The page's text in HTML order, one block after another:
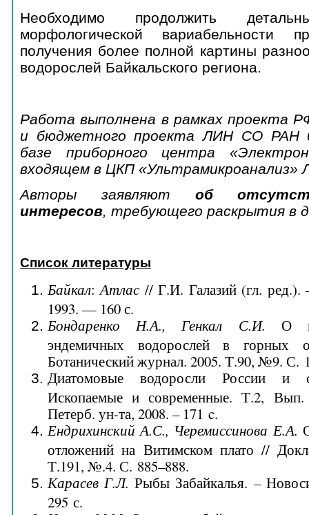
Необходимо продолжить
морфологической вариабельности
получения более полной картины
водорослей Байкальского региона.
Работа выполнена в рамках проекта
и бюджетного проекта ЛИН СО РАН
базе приборного центра
входящем в ЦКП
Авторы заявляют об
интересов, требующего раскрытия в
Список литературы
Байкал:Атлас // Г.И. Галазий (гл.
1993. — 160 с.
Бондаренко Н.А., Генкал С.И. О
эндемичных водорослей в горных
Ботанический журнал. 2005. Т.90, №9. С.
Диатомовые водоросли России и
Ископаемые и современные. Т.2,
Петерб. ун-та, 2008. – 171 c.
Ендрихинский А.С., Черемиссинова Е.А.
отложений на Витимском плато //
Т.191, №.4. С. 885–888.
Карасев Г.Л. Рыбы Забайкалья. –
295 с.